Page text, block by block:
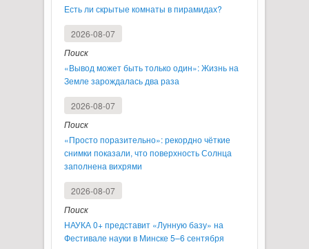
Есть ли скрытые комнаты в пирамидах?
2026-08-07
Поиск
«Вывод может быть только один»: Жизнь на
Земле зарождалась два раза
2026-08-07
Поиск
«Просто поразительно»: рекордно чёткие
снимки показали, что поверхность Солнца
заполнена вихрями
2026-08-07
Поиск
НАУКА 0+ представит «Лунную базу» на
Фестивале науки в Минске 5–6 сентября